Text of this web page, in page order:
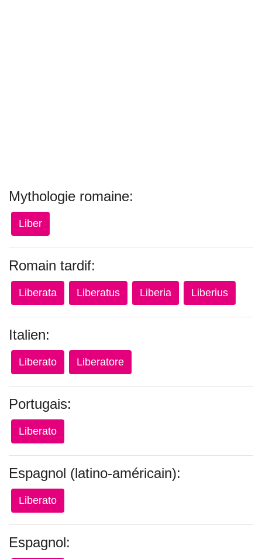
Mythologie romaine:
Liber
Romain tardif:
Liberata Liberatus Liberia Liberius
Italien:
Liberato Liberatore
Portugais:
Liberato
Espagnol (latino-américain):
Liberato
Espagnol: